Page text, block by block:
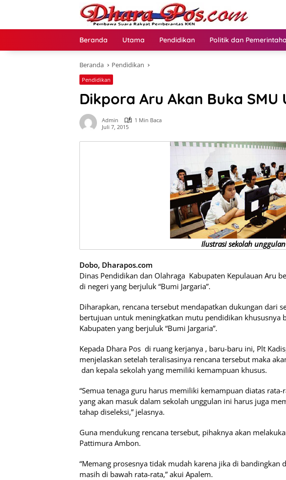
Beranda Utama Pendidikan Politik dan
Beranda Pendidikan
Pendidikan
Dikpora Aru Akan Buka SMU
Admin
1 Min Baca
Juli 7, 2015
Ilustrasi sekolah unggulan
Dobo, Dharapos.com
Dinas Pendidikan dan Olahraga Kabupaten Kepulauan Aru
di negeri yang berjuluk “Bumi Jargaria”.
Diharapkan, rencana tersebut mendapatkan dukungan dari
bertujuan untuk meningkatkan mutu pendidikan khususnya
Kabupaten yang berjuluk “Bumi Jargaria”.
Kepada Dhara Pos di ruang kerjanya , baru-baru ini, Plt
menjelaskan setelah teralisasinya rencana tersebut maka
dan kepala sekolah yang memiliki kemampuan khusus.
“Semua tenaga guru harus memiliki kemampuan diatas
yang akan masuk dalam sekolah unggulan ini harus juga
tahap diseleksi,” jelasnya.
Guna mendukung rencana tersebut, pihaknya akan
Pattimura Ambon.
“Memang prosesnya tidak mudah karena jika di bandingkan
masih di bawah rata-rata,” akui Apalem.